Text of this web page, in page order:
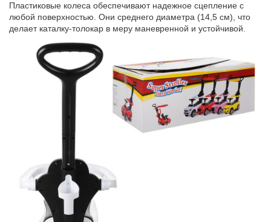
Пластиковые колеса обеспечивают надежное сцепление с
любой поверхностью. Они среднего диаметра (14,5 см), что
делает каталку-толокар в меру маневренной и устойчивой.